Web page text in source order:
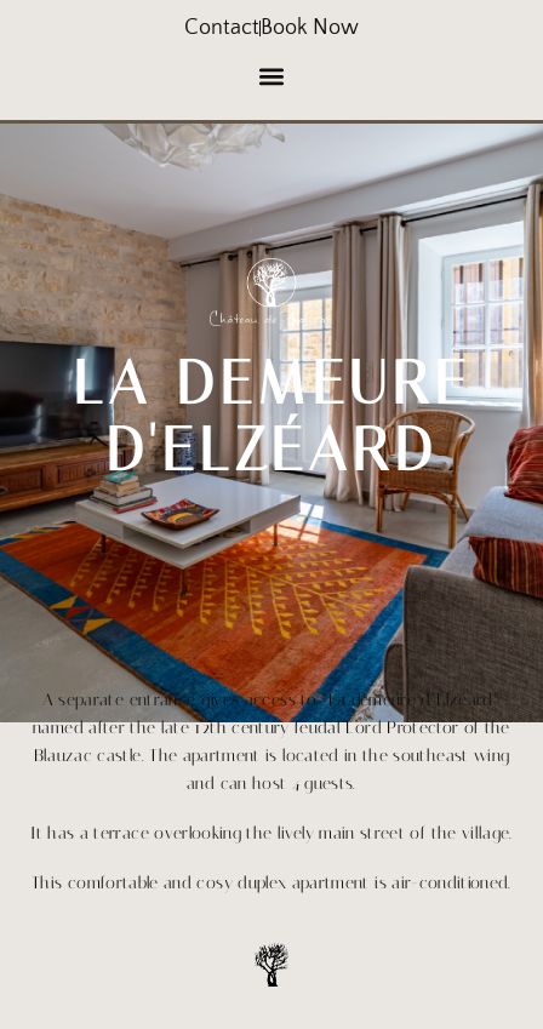
ContactBook Now
LA DEMEURE
D'ELZÉARD
A separate entrance gives access to “La demeure d’Elzéard”,
named after the late 12th century feudal Lord Protector of the
Blauzac castle. The apartment is located in the southeast wing
and can host 4 guests.
It has a terrace overlooking the lively main street of the village.
This comfortable and cosy duplex apartment is air-conditioned.